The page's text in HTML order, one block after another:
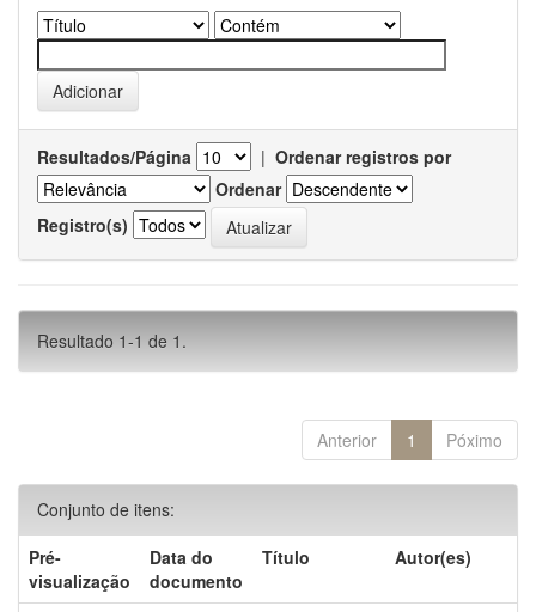
Resultados/Página | Ordenar registros por
Ordenar
Registro(s)
Resultado 1-1 de 1.
Anterior 1 Póximo
Conjunto de itens:
Pré-
visualização
Data do
documento
Título Autor(es)